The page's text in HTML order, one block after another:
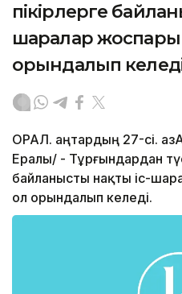
пікірлерге
шаралар
орындалып
ОРАЛ. Қаңтардың 27-сі.
Ералы/ - Тұрғындардан
байланысты нақты іс-
ол орындалып келеді.